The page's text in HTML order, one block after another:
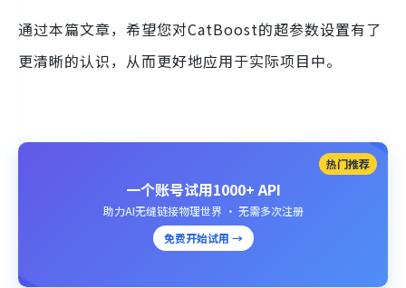
通过本篇文章，希望您对CatBoost的超参数设置有了
更清晰的认识，从而更好地应用于实际项目中。
热门推荐
一个账号试用1000+ API
助力AI无缝链接物理世界 · 无需多次注册
免费开始试用 →